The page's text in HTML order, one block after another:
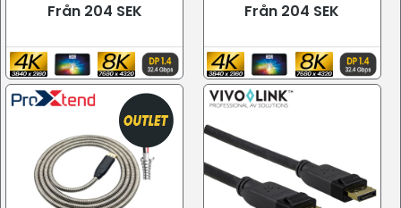
Från 204 SEK Från 204 SEK